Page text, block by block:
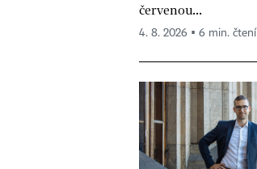
červenou...
4. 8. 2026 ▪ 6 min. čtení